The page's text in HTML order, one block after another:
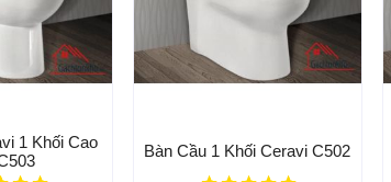
1 Khối Cao
Bàn Cầu 1 Khối Ceravi C502